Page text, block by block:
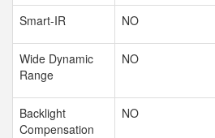
Smart-IR NO
Wide Dynamic
Range
NO
Backlight
Compensation
NO